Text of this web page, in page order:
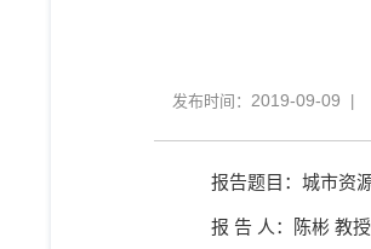
发布时间： 2019-09-09 |
报告题目：城市资
报 告 人：陈彬 教授